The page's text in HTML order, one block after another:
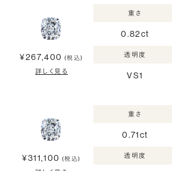
¥267,400 (税込)
詳しく見る
重さ
0.82ct
透明度
VS1
¥311,100 (税込)
重さ
0.71ct
透明度